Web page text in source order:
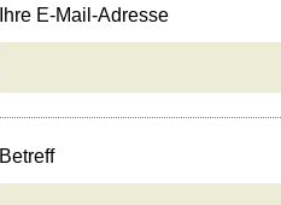
Ihre E-Mail-Adresse
Betreff